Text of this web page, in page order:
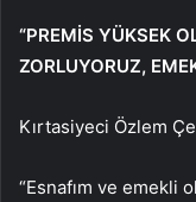
“PREMİS YÜKSEK
ZORLUYORUZ,
Kırtasiyeci Özlem
“Esnafım ve emekli